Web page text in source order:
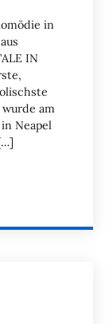
in
IN
am
Neapel